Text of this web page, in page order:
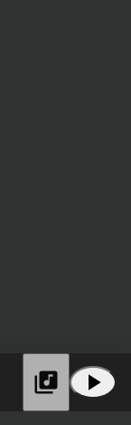
play_arrow
library_music